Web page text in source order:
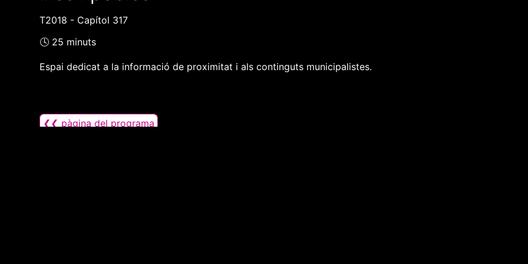
T2018 - Capítol 317
🕓 25 minuts
Espai dedicat a la informació de proximitat i als continguts municipalistes.
❮❮ pàgina del programa